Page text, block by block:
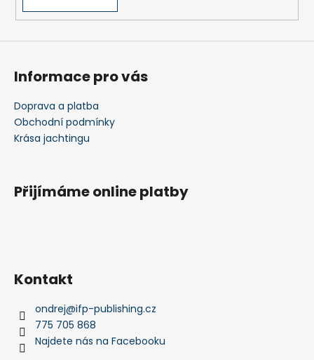
Informace pro vás
Doprava a platba
Obchodní podmínky
Krása jachtingu
Přijímáme online platby
Kontakt
ondrej@ifp-publishing.cz
775 705 868
Najdete nás na Facebooku